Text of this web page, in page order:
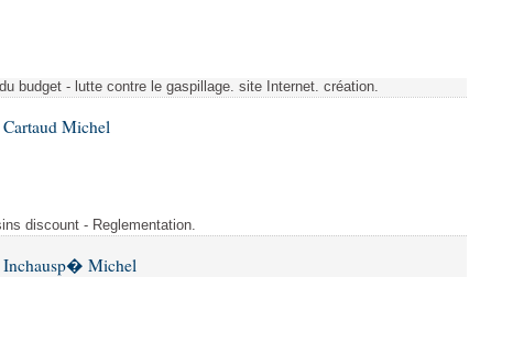
budget - lutte contre le gaspillage. site Internet. création.
Michel
discount - Reglementation.
Inchausp� Michel